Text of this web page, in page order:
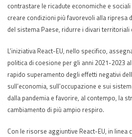
contrastare le ricadute economiche e
creare condizioni più favorevoli alla ripresa
del sistema Paese, ridurre i divari territoriali
L’iniziativa React-EU, nello specifico,
politica di coesione per gli anni 2021-2023
rapido superamento degli effetti negativi
sull’economia, sull’occupazione e sui
dalla pandemia e favorire, al contempo, la
cambiamento di più ampio respiro.
Con le risorse aggiuntive React-EU, in linea